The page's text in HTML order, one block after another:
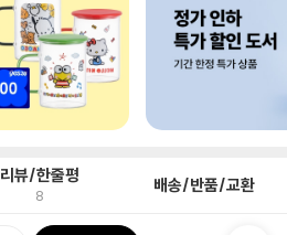
리뷰/한줄평
8 배송/반품/교환